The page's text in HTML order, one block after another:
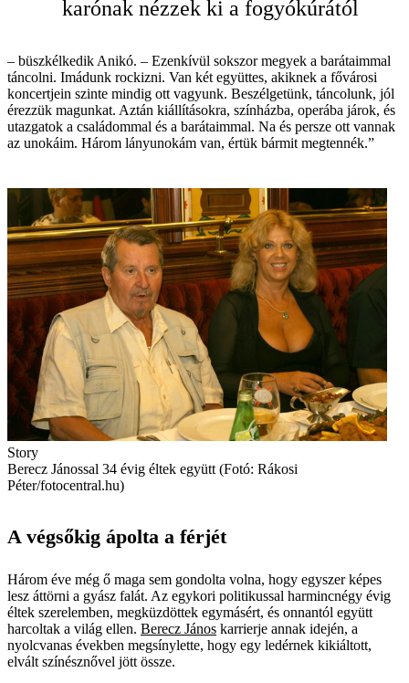
karónak nézzek ki a fogyókúrától
– büszkélkedik Anikó. – Ezenkívül sokszor megyek a barátaimmal
táncolni. Imádunk rockizni. Van két együttes, akiknek a fővárosi
koncertjein szinte mindig ott vagyunk. Beszélgetünk, táncolunk, jól
érezzük magunkat. Aztán kiállításokra, színházba, operába járok, és
utazgatok a családommal és a barátaimmal. Na és persze ott vannak
az unokáim. Három lányunokám van, értük bármit megtennék.”
Story
Berecz Jánossal 34 évig éltek együtt (Fotó: Rákosi
Péter/fotocentral.hu)
A végsőkig ápolta a férjét
Három éve még ő maga sem gondolta volna, hogy egyszer képes
lesz áttörni a gyász falát. Az egykori politikussal harmincnégy évig
éltek szerelemben, megküzdöttek egymásért, és onnantól együtt
harcoltak a világ ellen. Berecz János karrierje annak idején, a
nyolcvanas években megsínylette, hogy egy ledérnek kikiáltott,
elvált színésznővel jött össze.